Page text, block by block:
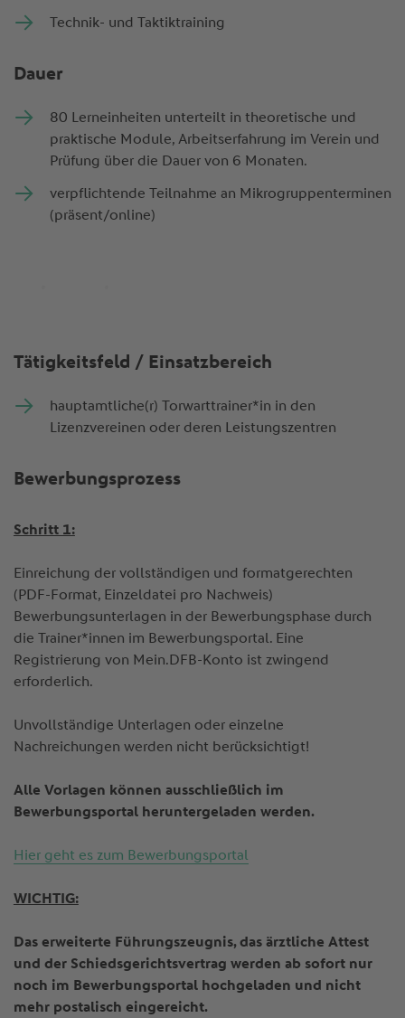
Technik- und Taktiktraining
Dauer
80 Lerneinheiten unterteilt in theoretische und
praktische Module, Arbeitserfahrung im Verein und
Prüfung über die Dauer von 6 Monaten.
verpflichtende Teilnahme an Mikrogruppenterminen
(präsent/online)
Tätigkeitsfeld / Einsatzbereich
hauptamtliche(r) Torwarttrainer*in in den
Lizenzvereinen oder deren Leistungszentren
Bewerbungsprozess
Schritt 1:
Einreichung der vollständigen und formatgerechten
(PDF-Format, Einzeldatei pro Nachweis)
Bewerbungsunterlagen in der Bewerbungsphase durch
die Trainer*innen im Bewerbungsportal. Eine
Registrierung von Mein.DFB-Konto ist zwingend
erforderlich.
Unvollständige Unterlagen oder einzelne
Nachreichungen werden nicht berücksichtigt!
Alle Vorlagen können ausschließlich im
Bewerbungsportal heruntergeladen werden.
Hier geht es zum Bewerbungsportal
WICHTIG:
Das erweiterte Führungszeugnis, das ärztliche Attest
und der Schiedsgerichtsvertrag werden ab sofort nur
noch im Bewerbungsportal hochgeladen und nicht
mehr postalisch eingereicht.